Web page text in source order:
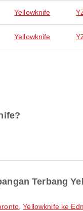
Yellowknife
Yellowknife
Terbang
,Yellowknife ke